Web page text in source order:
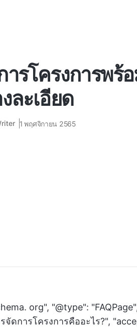
รโครงการพร้
ละเอียด
1 พฤศจิกายน 2565
org", "@type":
จัดการโครงการคืออะไร?",